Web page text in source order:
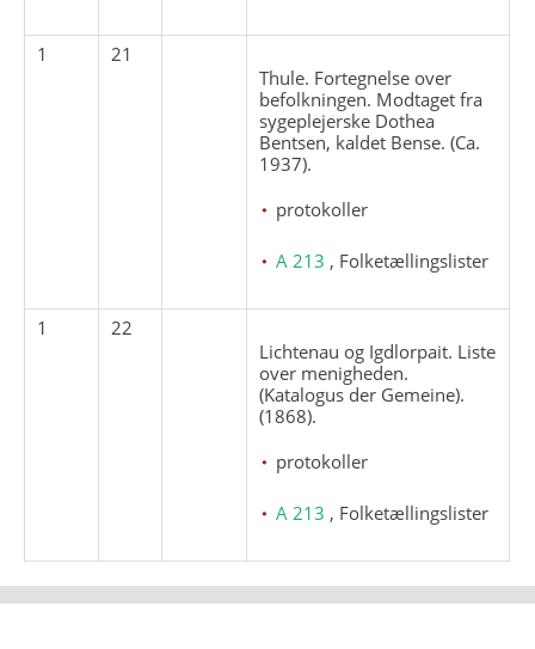
1
21
Thule. Fortegnelse over
befolkningen. Modtaget fra
sygeplejerske Dothea
Bentsen, kaldet Bense. (Ca.
1937).
protokoller
A 213 , Folketællingslister
1
22
Lichtenau og Igdlorpait. Liste
over menigheden.
(Katalogus der Gemeine).
(1868).
protokoller
A 213 , Folketællingslister